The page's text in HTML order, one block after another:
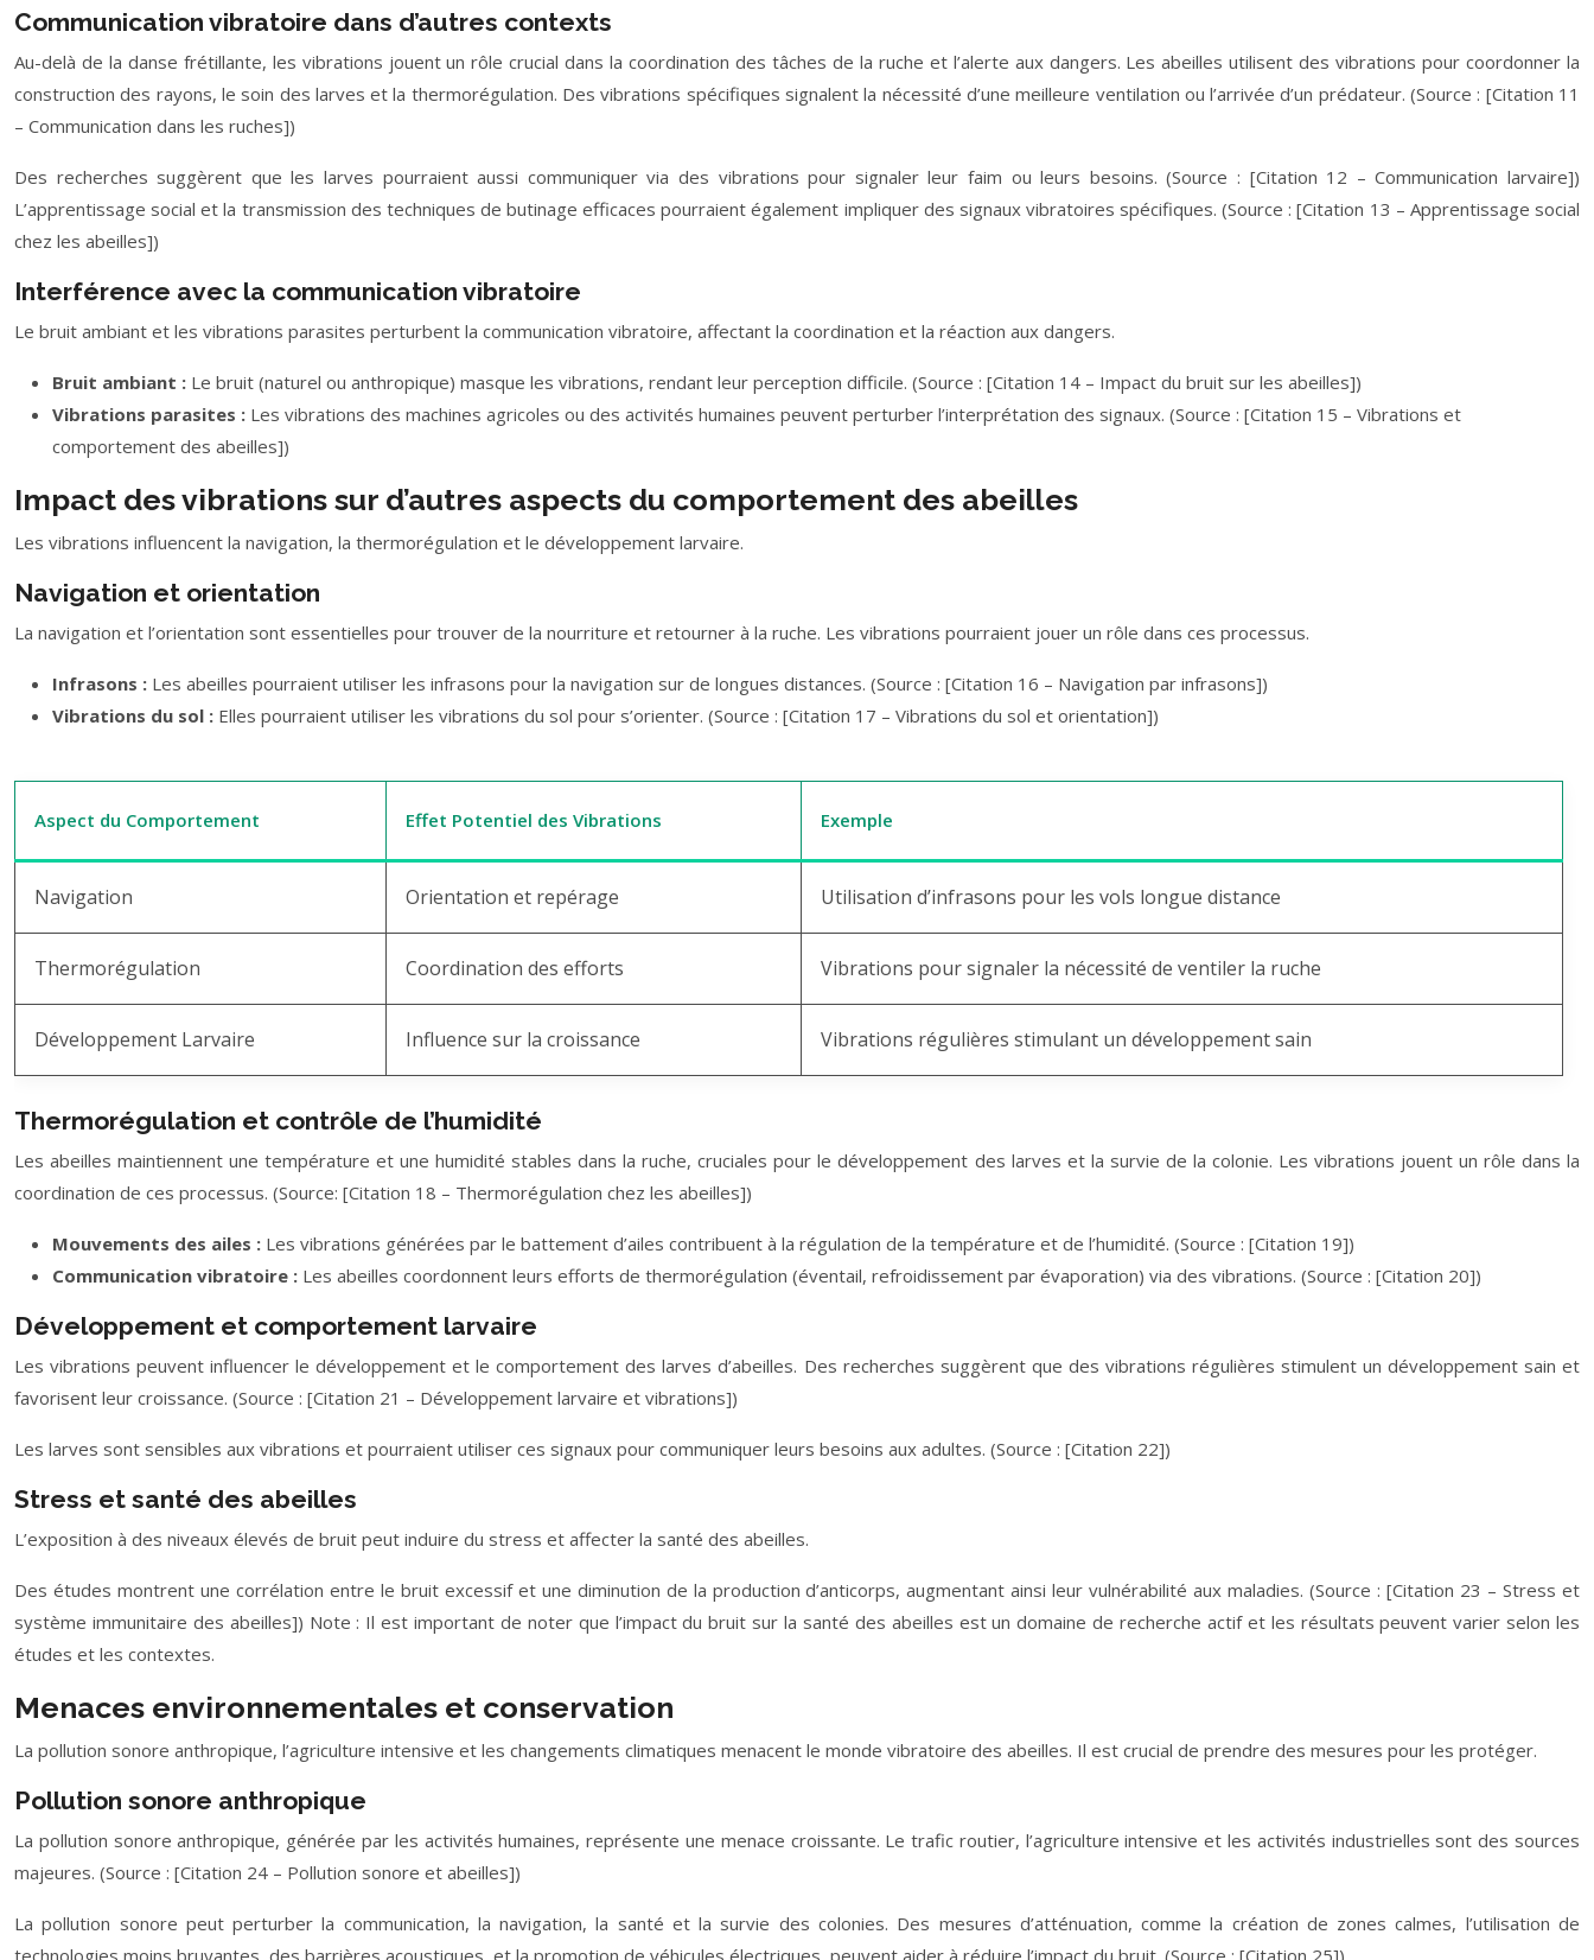
Communication vibratoire dans d’autres contexts
Au-delà de la danse frétillante, les vibrations jouent un rôle crucial dans la coordination des tâches de la ruche et l’alerte aux dangers. Les abeilles utilisent des vibrations pour coordonner la
construction des rayons, le soin des larves et la thermorégulation. Des vibrations spécifiques signalent la nécessité d’une meilleure ventilation ou l’arrivée d’un prédateur. (Source : [Citation 11
– Communication dans les ruches])
Des recherches suggèrent que les larves pourraient aussi communiquer via des vibrations pour signaler leur faim ou leurs besoins. (Source : [Citation 12 – Communication larvaire])
L’apprentissage social et la transmission des techniques de butinage efficaces pourraient également impliquer des signaux vibratoires spécifiques. (Source : [Citation 13 – Apprentissage social
chez les abeilles])
Interférence avec la communication vibratoire
Le bruit ambiant et les vibrations parasites perturbent la communication vibratoire, affectant la coordination et la réaction aux dangers.
Bruit ambiant : Le bruit (naturel ou anthropique) masque les vibrations, rendant leur perception difficile. (Source : [Citation 14 – Impact du bruit sur les abeilles])
Vibrations parasites : Les vibrations des machines agricoles ou des activités humaines peuvent perturber l’interprétation des signaux. (Source : [Citation 15 – Vibrations et
comportement des abeilles])
Impact des vibrations sur d’autres aspects du comportement des abeilles
Les vibrations influencent la navigation, la thermorégulation et le développement larvaire.
Navigation et orientation
La navigation et l’orientation sont essentielles pour trouver de la nourriture et retourner à la ruche. Les vibrations pourraient jouer un rôle dans ces processus.
Infrasons : Les abeilles pourraient utiliser les infrasons pour la navigation sur de longues distances. (Source : [Citation 16 – Navigation par infrasons])
Vibrations du sol : Elles pourraient utiliser les vibrations du sol pour s’orienter. (Source : [Citation 17 – Vibrations du sol et orientation])
Aspect du Comportement Effet Potentiel des Vibrations Exemple
Navigation Orientation et repérage Utilisation d’infrasons pour les vols longue distance
Thermorégulation Coordination des efforts Vibrations pour signaler la nécessité de ventiler la ruche
Développement Larvaire Influence sur la croissance Vibrations régulières stimulant un développement sain
Thermorégulation et contrôle de l’humidité
Les abeilles maintiennent une température et une humidité stables dans la ruche, cruciales pour le développement des larves et la survie de la colonie. Les vibrations jouent un rôle dans la
coordination de ces processus. (Source: [Citation 18 – Thermorégulation chez les abeilles])
Mouvements des ailes : Les vibrations générées par le battement d’ailes contribuent à la régulation de la température et de l’humidité. (Source : [Citation 19])
Communication vibratoire : Les abeilles coordonnent leurs efforts de thermorégulation (éventail, refroidissement par évaporation) via des vibrations. (Source : [Citation 20])
Développement et comportement larvaire
Les vibrations peuvent influencer le développement et le comportement des larves d’abeilles. Des recherches suggèrent que des vibrations régulières stimulent un développement sain et
favorisent leur croissance. (Source : [Citation 21 – Développement larvaire et vibrations])
Les larves sont sensibles aux vibrations et pourraient utiliser ces signaux pour communiquer leurs besoins aux adultes. (Source : [Citation 22])
Stress et santé des abeilles
L’exposition à des niveaux élevés de bruit peut induire du stress et affecter la santé des abeilles.
Des études montrent une corrélation entre le bruit excessif et une diminution de la production d’anticorps, augmentant ainsi leur vulnérabilité aux maladies. (Source : [Citation 23 – Stress et
système immunitaire des abeilles]) Note : Il est important de noter que l’impact du bruit sur la santé des abeilles est un domaine de recherche actif et les résultats peuvent varier selon les
études et les contextes.
Menaces environnementales et conservation
La pollution sonore anthropique, l’agriculture intensive et les changements climatiques menacent le monde vibratoire des abeilles. Il est crucial de prendre des mesures pour les protéger.
Pollution sonore anthropique
La pollution sonore anthropique, générée par les activités humaines, représente une menace croissante. Le trafic routier, l’agriculture intensive et les activités industrielles sont des sources
majeures. (Source : [Citation 24 – Pollution sonore et abeilles])
La pollution sonore peut perturber la communication, la navigation, la santé et la survie des colonies. Des mesures d’atténuation, comme la création de zones calmes, l’utilisation de
technologies moins bruyantes, des barrières acoustiques, et la promotion de véhicules électriques, peuvent aider à réduire l’impact du bruit. (Source : [Citation 25])